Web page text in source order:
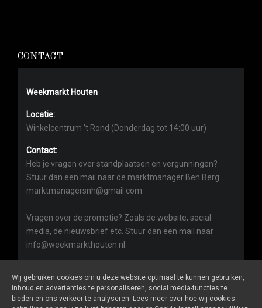
CONTACT
Weekmarkt Houten
Locatie:
Winkelcentrum ’t Rond (Donderdag tot 14:00 uur)
Contact:
Heb je vragen over standplaatsen en vergunningen?
Stuur dan een mail naar de marktmanager Ben Berg:
marktmanagersnh@gmail.com
Vragen over de promotie? Zoals de website, social
media, de nieuwsbrief etc. Stuur dan een mail naar
info@weekmarkthouten.nl
Wij gebruiken cookies om u deze website optimaal te kunnen gebruiken,
inhoud en advertenties te personaliseren, social media-functies te
bieden en ons verkeer te analyseren. Lees meer over hoe wij cookies